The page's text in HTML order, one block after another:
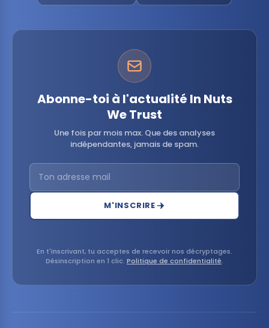
Abonne-toi à l'actualité In Nuts
We Trust
Une fois par mois max. Que des analyses
indépendantes, jamais de spam.
M'INSCRIRE
En t'inscrivant, tu acceptes de recevoir nos décryptages.
Désinscription en 1 clic. Politique de confidentialité.